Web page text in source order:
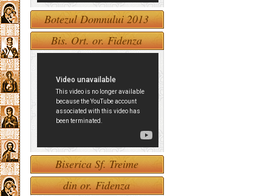
Botezul Domnului 2013
Bis. Ort. or. Fidenza
Biserica Sf. Treime
din or. Fidenza